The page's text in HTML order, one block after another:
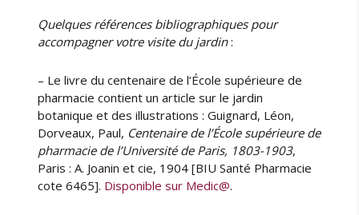
Quelques références bibliographiques pour
accompagner votre visite du jardin:
– Le livre du centenaire de l’École supérieure de
pharmacie contient un article sur le jardin
botanique et des illustrations : Guignard, Léon,
Dorveaux, Paul, Centenaire de l’École supérieure de
pharmacie de l’Université de Paris, 1803-1903,
Paris : A. Joanin et cie, 1904 [BIU Santé Pharmacie
cote 6465]. Disponible sur Medic@.